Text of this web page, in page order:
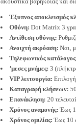
Έξυπνος αποκλεισμός
Οθόνη: Dot Matrix 3
Αντίθεση οθόνης:
Ανοιχτή ακρόαση: Ναι,
Τηλεφωνικός
’μεσες μνήμες: 3
VIP λειτουργία:
Καταγραφή κλήσεων:
Επανάκληση: 20
Χρόνος αναμονής: Έως
Χρόνος ομιλίας: Έως 10